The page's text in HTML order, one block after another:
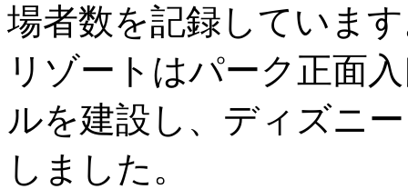
場者数を記録していま
リゾートはパーク正面
ルを建設し、ディズニ
しました。